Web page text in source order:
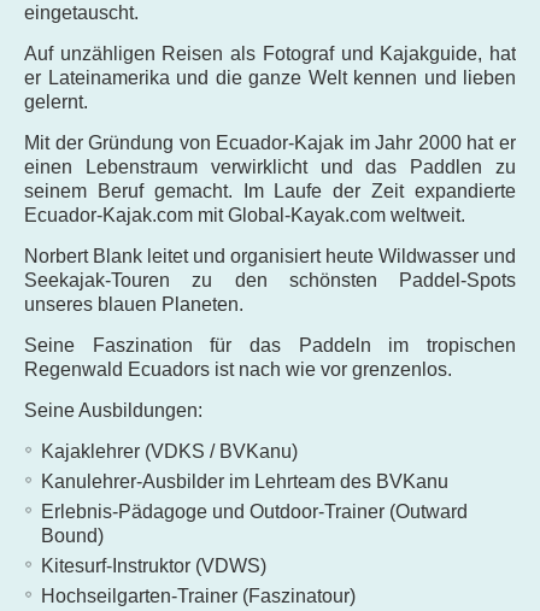
eingetauscht.
Auf unzähligen Reisen als Fotograf und Kajakguide, hat
er Lateinamerika und die ganze Welt kennen und lieben
gelernt.
Mit der Gründung von Ecuador-Kajak im Jahr 2000 hat er
einen Lebenstraum verwirklicht und das Paddlen zu
seinem Beruf gemacht. Im Laufe der Zeit expandierte
Ecuador-Kajak.com mit Global-Kayak.com weltweit.
Norbert Blank leitet und organisiert heute Wildwasser und
Seekajak-Touren zu den schönsten Paddel-Spots
unseres blauen Planeten.
Seine Faszination für das Paddeln im tropischen
Regenwald Ecuadors ist nach wie vor grenzenlos.
Seine Ausbildungen:
Kajaklehrer (VDKS / BVKanu)
Kanulehrer-Ausbilder im Lehrteam des BVKanu
Erlebnis-Pädagoge und Outdoor-Trainer (Outward
Bound)
Kitesurf-Instruktor (VDWS)
Hochseilgarten-Trainer (Faszinatour)